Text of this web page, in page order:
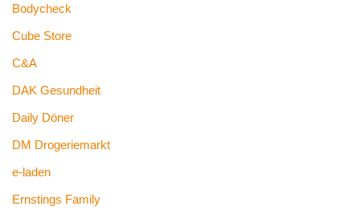
Bodycheck
Cube Store
C&A
DAK Gesundheit
Daily Döner
DM Drogeriemarkt
e-laden
Ernstings Family